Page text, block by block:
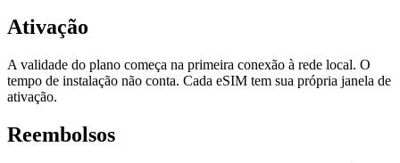
Ativação
A validade do plano começa na primeira conexão à rede local. O
tempo de instalação não conta. Cada eSIM tem sua própria janela de
ativação.
Reembolsos